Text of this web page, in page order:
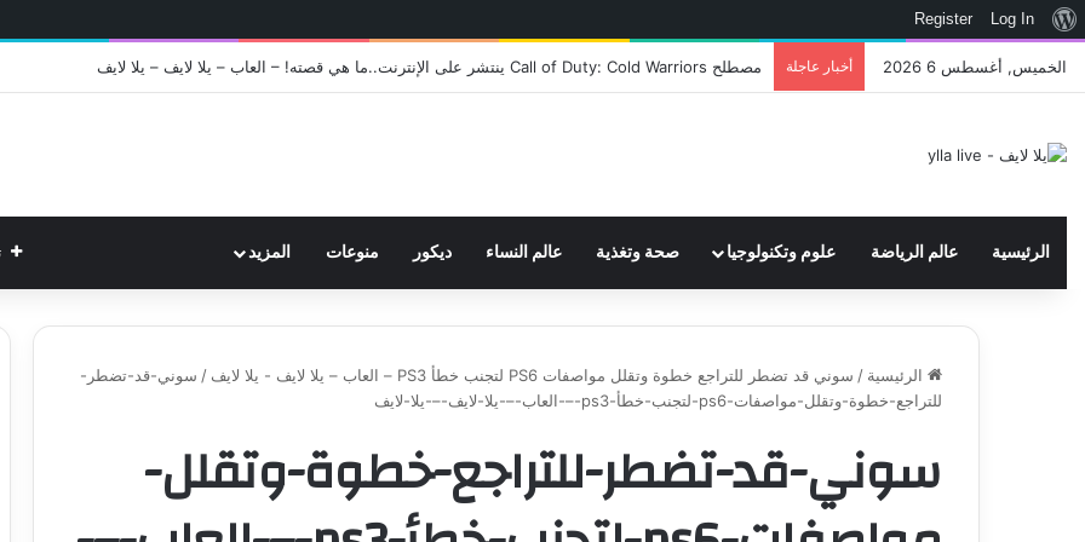
نبذة
ووردبريس
Log In
Register
الخميس, أغسطس 6 2026 أخبار عاجلة اتحاد WWE يسجل ثلاث علامات تجارية تتعلق في الألعاب..هل هناك إعلان قريب! – العاب – يلا لايف – يلا لايف
الرئيسية عالم الرياضة علوم وتكنولوجيا صحة وتغذية عالم النساء ديكور منوعات المزيد
الرئيسية / سوني قد تضطر للتراجع خطوة وتقلل مواصفات PS6 لتجنب خطأ PS3 – العاب – يلا لايف - يلا لايف / سوني-قد-تضطر-
للتراجع-خطوة-وتقلل-مواصفات-ps6-لتجنب-خطأ-ps3-–-العاب-–-يلا-لايف-–-يلا-لايف
سوني-قد-تضطر-للتراجع-خطوة-وتقلل-